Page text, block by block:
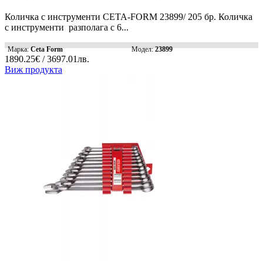
Количка с инструменти CETA-FORM 23899/ 205 бр. Количка
с инструменти разполага с 6...
Марка:Ceta Form Модел:23899
1890.25€ / 3697.01лв.
Виж продукта